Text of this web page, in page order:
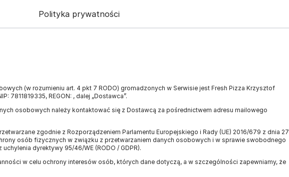
Polityka prywatności
(w rozumieniu art. 4 pkt 7 RODO) gromadzonych w Serwisie jest Fresh Pizza Krzysztof
7811819335, REGON: , dalej „Dostawca”.
osobowych należy kontaktować się z Dostawcą za pośrednictwem adresu mailowego
zgodnie z Rozporządzeniem Parlamentu Europejskiego i Rady (UE) 2016/679 z dnia 27
osób fizycznych w związku z przetwarzaniem danych osobowych i w sprawie swobodnego
dyrektywy 95/46/WE (RODO / GDPR).
w celu ochrony interesów osób, których dane dotyczą, a w szczególności zapewniamy, że